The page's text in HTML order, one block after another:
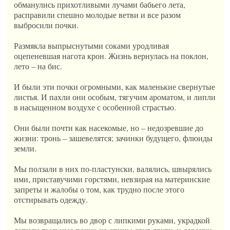
обманулись прихотливыми лучами бабьего лета,
расправили спешно молодые ветви и все разом
выбросили почки.
Размякла выпрыснутыми соками уродливая
оцепеневшая нагота крон. Жизнь вернулась на поклон,
лето – на бис.
И были эти почки огромными, как маленькие свернутые
листья. И пахли они особым, тягучим ароматом, и липли
в насыщенном воздухе с особенной страстью.
Они были почти как насекомые, но – недозревшие до
жизни: тронь – зашевелятся; зачинки будущего, флюиды
земли.
Мы ползали в них по-пластунски, валялись, швырялись
ими, приставучими горстями, невзирая на материнские
запреты и жалобы о том, как трудно после этого
отстирывать одежду.
Мы возвращались во двор с липкими руками, украдкой